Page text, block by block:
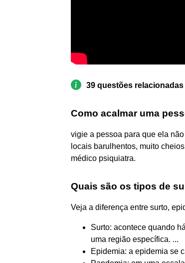
39 questões
Como acalmar uma
vigie a pessoa para que ela
locais barulhentos, muito
médico psiquiatra.
Quais são os tipos de
Veja a diferença entre surto,
Surto: acontece quando
uma região específica. ...
Epidemia: a epidemia se